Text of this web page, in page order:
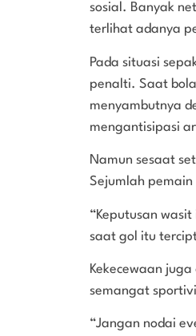
sosial. Banyak
terlihat adanya
Pada situasi
penalti. Saat
menyambutnya
mengantisipasi
Namun sesaat
Sejumlah
“Keputusan
saat gol itu
Kekecewaan
semangat
“Jangan nodai